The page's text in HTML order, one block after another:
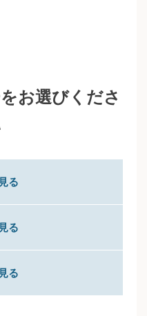
お選びくださ
る
る
る